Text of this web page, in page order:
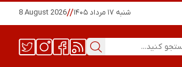
شنبه ۱۷ مرداد ۱۴۰۵ //
8 August 2026